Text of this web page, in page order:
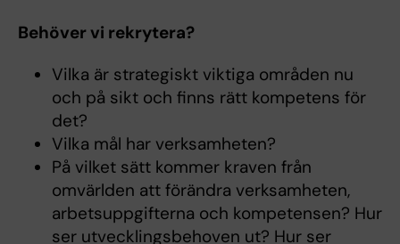
Behöver vi rekrytera?
Vilka är strategiskt viktiga områden nu
och på sikt och finns rätt kompetens för
det?
Vilka mål har verksamheten?
På vilket sätt kommer kraven från
omvärlden att förändra verksamheten,
arbetsuppgifterna och kompetensen? Hur
ser utvecklingsbehoven ut? Hur ser